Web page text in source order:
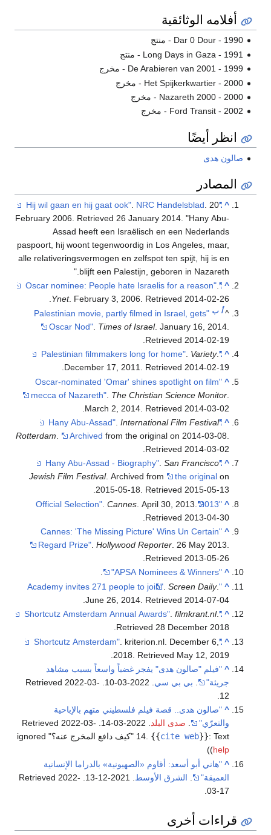
أفلامه الوثائقية
Dar 0 Dour - 1990 - منتج
Long Days in Gaza - 1991 - منتج
De Arabieren van 2001 - 1999 - مخرج
Het Spijkerkwartier - 2000 - مخرج
Nazareth 2000 - 2000 - مخرج
Ford Transit - 2002 - مخرج
انظر أيضًا
صالون هدى
المصادر
^
"Hij wil gaan en hij gaat ook"
NRC Handelsblad . 20
February 2006 . Retrieved 26 January 2014 . Hany Abu-
Assad heeft een Israëlisch en een Nederlands
paspoort, hij woont tegenwoordig in Los Angeles, maar,
alle relativeringsvermogen en zelfspot ten spijt, hij is en
blijft een Palestijn, geboren in Nazareth.
^
"Oscar nominee: People hate Israelis for a reason"
.
Ynet. February 3, 2006. Retrieved2014-02-26
.
^أ ب
"Palestinian movie, partly filmed in Israel, gets
Oscar Nod" Times of Israel. January 16, 2014
Retrieved 2014-02-19
^
"Palestinian filmmakers long for home"
Variety.
December 17, 2011
. Retrieved 2014-02-19
^
"Oscar-nominated 'Omar' shines spotlight on film
mecca of Nazareth" The Christian Science Monitor
March 2, 2014 . Retrieved 2014-03-02
^
"Hany Abu-Assad"
.International Film Festival
Rotterdam
Archived from the original on 2014-03-08
Retrieved 2014-03-02
^
"Hany Abu-Assad - Biography"
.San Francisco
Jewish Film Festival. Archived from the original on
2015-05-18. Retrieved2015-05-13
.
^
"2013 Official Selection"
.Cannes . April 30, 2013
Retrieved 2013-04-30
^
"Cannes: 'The Missing Picture' Wins Un Certain
Regard Prize" .Hollywood Reporter . 26 May 2013
Retrieved 2013-05-26
^
"APSA Nominees & Winners"
.
^
"Academy invites 271 people to join"
.Screen Daily.
June 26, 2014 . Retrieved 2014-07-04
.
^
"Shortcutz Amsterdam Annual Awards"
.filmkrant.nl.
Retrieved28 December 2018
.
^
"Shortcutz Amsterdam"
. kriterion.nl. December 6,
2018 . Retrieved May 12, 2019
^ "فيلم "صالون هدى" يفجر غضباً واسعاً بسبب مشاهد
جريئة"
بي بي سي
2022-03-
12
^ "صالون هدى.. قصة فيلم فلسطيني متهم بالإباحية
والتعرّي"
. صدى البلد. 2022-03-14
. Retrieved
2022-03-
14. {{cite web}}:
Text "كيف دافع المخرج عنه؟" ignored
(help
)
^ "هاني أبو أسعد: أقاوم «الصهيونية» بالدراما الإنسانية
العميقة"
الشرق الأوسط
2022-
03-17
.
قراءات أخرى